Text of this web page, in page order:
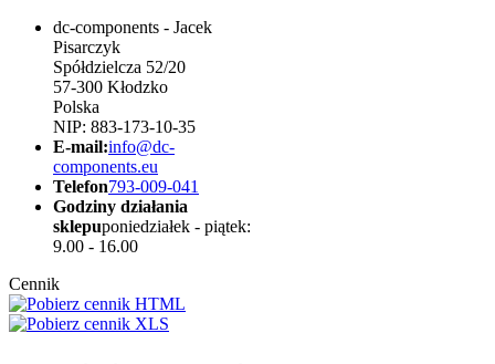
dc-components - Jacek
Pisarczyk
Spółdzielcza 52/20
57-300 Kłodzko
Polska
NIP: 883-173-10-35
E-mail:info@dc-
components.eu
Telefon793-009-041
Godziny działania
sklepuponiedziałek - piątek:
9.00 - 16.00
Cennik